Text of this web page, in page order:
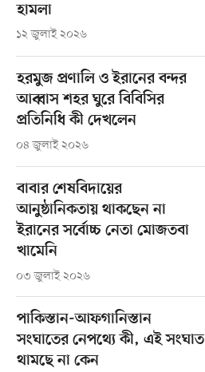
হামলা
১২ জুলাই ২০২৬
হরমুজ প্রণালি ও ইরানের বন্দর
আব্বাস শহর ঘুরে বিবিসির
প্রতিনিধি কী দেখলেন
০৪ জুলাই ২০২৬
বাবার শেষবিদায়ের
আনুষ্ঠানিকতায় থাকছেন না
ইরানের সর্বোচ্চ নেতা মোজতবা
খামেনি
০৩ জুলাই ২০২৬
পাকিস্তান-আফগানিস্তান
সংঘাতের নেপথ্যে কী, এই সংঘাত
থামছে না কেন